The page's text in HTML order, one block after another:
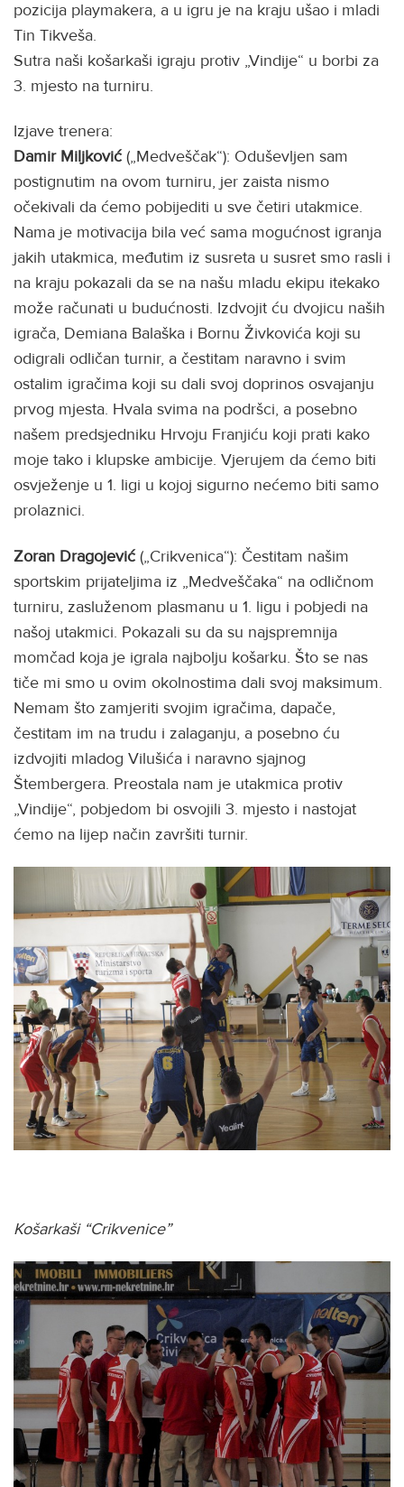
pozicija playmakera, a u igru je na kraju ušao i mladi
Tin Tikveša.
Sutra naši košarkaši igraju protiv „Vindije“ u borbi za
3. mjesto na turniru.
Izjave trenera:
Damir Miljković(„Medveščak“): Oduševljen sam
postignutim na ovom turniru, jer zaista nismo
očekivali da ćemo pobijediti u sve četiri utakmice.
Nama je motivacija bila već sama mogućnost igranja
jakih utakmica, međutim iz susreta u susret smo rasli i
na kraju pokazali da se na našu mladu ekipu itekako
može računati u budućnosti. Izdvojit ću dvojicu naših
igrača, Demiana Balaška i Bornu Živkovića koji su
odigrali odličan turnir, a čestitam naravno i svim
ostalim igračima koji su dali svoj doprinos osvajanju
prvog mjesta. Hvala svima na podršci, a posebno
našem predsjedniku Hrvoju Franjiću koji prati kako
moje tako i klupske ambicije. Vjerujem da ćemo biti
osvježenje u 1. ligi u kojoj sigurno nećemo biti samo
prolaznici.
Zoran Dragojević(„Crikvenica“): Čestitam našim
sportskim prijateljima iz „Medveščaka“ na odličnom
turniru, zasluženom plasmanu u 1. ligu i pobjedi na
našoj utakmici. Pokazali su da su najspremnija
momčad koja je igrala najbolju košarku. Što se nas
tiče mi smo u ovim okolnostima dali svoj maksimum.
Nemam što zamjeriti svojim igračima, dapače,
čestitam im na trudu i zalaganju, a posebno ću
izdvojiti mladog Vilušića i naravno sjajnog
Štembergera. Preostala nam je utakmica protiv
„Vindije“, pobjedom bi osvojili 3. mjesto i nastojat
ćemo na lijep način završiti turnir.
Košarkaši “Crikvenice”